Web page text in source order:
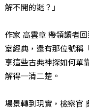
解不開的謎？」
作家 高雲章 帶領讀者
室經典，還有那位號稱
享這些古典神探如何單
解得一清二楚。
場景轉到現實，檢察官